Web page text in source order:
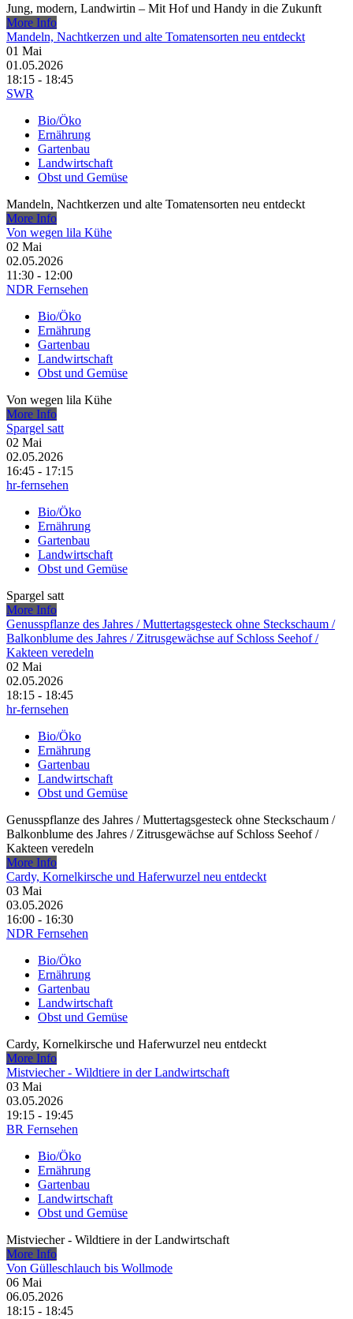
Jung, modern, Landwirtin – Mit Hof und Handy in die Zukunft
More Info
Mandeln, Nachtkerzen und alte Tomatensorten neu entdeckt
01 Mai
01.05.2026
18:15 - 18:45
SWR
Bio/Öko
Ernährung
Gartenbau
Landwirtschaft
Obst und Gemüse
Mandeln, Nachtkerzen und alte Tomatensorten neu entdeckt
More Info
Von wegen lila Kühe
02 Mai
02.05.2026
11:30 - 12:00
NDR Fernsehen
Bio/Öko
Ernährung
Gartenbau
Landwirtschaft
Obst und Gemüse
Von wegen lila Kühe
More Info
Spargel satt
02 Mai
02.05.2026
16:45 - 17:15
hr-fernsehen
Bio/Öko
Ernährung
Gartenbau
Landwirtschaft
Obst und Gemüse
Spargel satt
More Info
Genusspflanze des Jahres /​ Muttertagsgesteck ohne Steckschaum /​
Balkonblume des Jahres /​ Zitrusgewächse auf Schloss Seehof /​
Kakteen veredeln
02 Mai
02.05.2026
18:15 - 18:45
hr-fernsehen
Bio/Öko
Ernährung
Gartenbau
Landwirtschaft
Obst und Gemüse
Genusspflanze des Jahres /​ Muttertagsgesteck ohne Steckschaum /​
Balkonblume des Jahres /​ Zitrusgewächse auf Schloss Seehof /​
Kakteen veredeln
More Info
Cardy, Kornelkirsche und Haferwurzel neu entdeckt
03 Mai
03.05.2026
16:00 - 16:30
NDR Fernsehen
Bio/Öko
Ernährung
Gartenbau
Landwirtschaft
Obst und Gemüse
Cardy, Kornelkirsche und Haferwurzel neu entdeckt
More Info
Mistviecher - Wildtiere in der Landwirtschaft
03 Mai
03.05.2026
19:15 - 19:45
BR Fernsehen
Bio/Öko
Ernährung
Gartenbau
Landwirtschaft
Obst und Gemüse
Mistviecher - Wildtiere in der Landwirtschaft
More Info
Von Gülleschlauch bis Wollmode
06 Mai
06.05.2026
18:15 - 18:45